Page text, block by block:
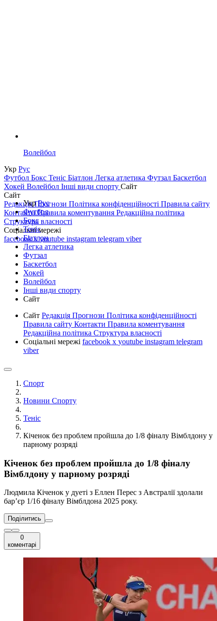
Волейбол
Укр Рус
Футбол Бокс Теніс Біатлон Легка атлетика Футзал Баскетбол
Хокей Волейбол Інші види спорту Сайт
Сайт
РедакціяПрогнози Політика конфіденційності Правила сайту
КонтактиПравила коментування Редакційна політика
Структура власності
Соціальні мережі
facebookxyoutube instagram telegram viber
УкрРус
Футбол
Бокс
Теніс
Біатлон
Легка атлетика
Футзал
Баскетбол
Хокей
Волейбол
Інші види спорту
Сайт
Сайт Редакція Прогнози Політика конфіденційності
Правила сайту Контакти Правила коментування
Редакційна політика Структура власності
Соціальні мережі facebook x youtube instagram telegram
viber
Спорт
Новини Спорту
Теніс
Кіченок без проблем пройшла до 1/8 фіналу Вімблдону у
парному розряді
Кіченок без проблем пройшла до 1/8 фіналу
Вімблдону у парному розряді
Людмила Кіченок у дуеті з Еллен Перес з Австралії здолали
бар’єр 1/16 фіналу Вімблдона 2025 року.
Поділитись
0
коментарі